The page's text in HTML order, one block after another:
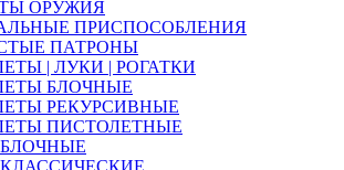
ОРУЖИЯ
ПРИСПОСОБЛЕНИЯ
ПАТРОНЫ
| ЛУКИ | РОГАТКИ
БЛОЧНЫЕ
РЕКУРСИВНЫЕ
ПИСТОЛЕТНЫЕ